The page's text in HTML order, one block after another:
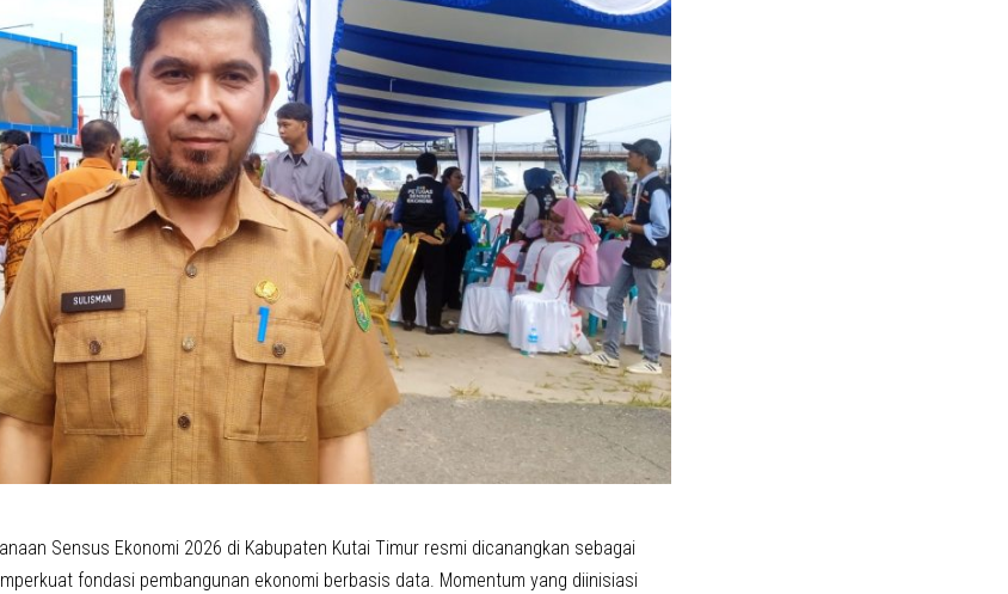
Sensus Ekonomi 2026 di Kabupaten Kutai Timur resmi dicanangkan sebagai
fondasi pembangunan ekonomi berbasis data. Momentum yang diinisiasi